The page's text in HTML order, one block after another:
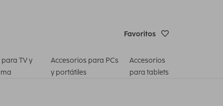
Favoritos
TV y
Accesorios para PCs
y portátiles
Accesorios
para tablets